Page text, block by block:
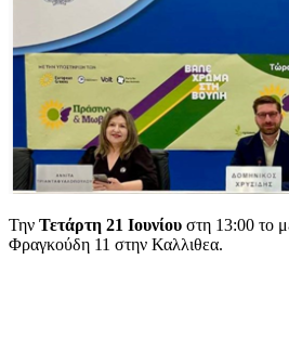
Την Τετάρτη 21 Ιουνίου στη 13:00 το
Φραγκούδη 11 στην Καλλιθεα.